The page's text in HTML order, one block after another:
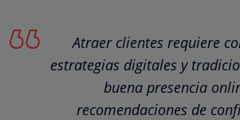
Atraer clientes requiere
estrategias digitales y
buena presencia
recomendaciones de